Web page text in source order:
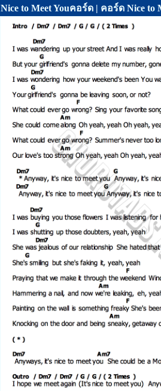
Nice to Meet Youคอร์ด | คอร์ด Nice to